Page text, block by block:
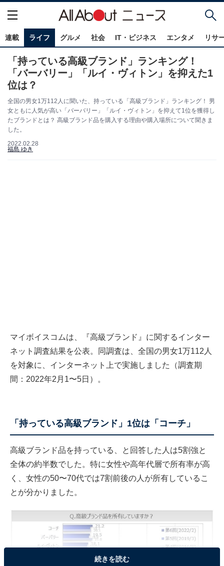
連載 ライフ グルメ 社会 IT・ビジネス エンタメ リサ
「持っている高級ブランド」ランキング！
「バーバリー」「ルイ・ヴィトン」を抑えた1
位は？
全国の男女1万112人に聞いた、持っている「高級ブランド」ランキング！ 男
女ともに人気が高い「バーバリー」「ルイ・ヴィトン」を抑えて1位を獲得し
たブランドとは？ 高級ブランド品を購入する理由や購入場所について聞きま
した。
2022.02.28
福島 ゆき
マイボイスコムは、『高級ブランド』に関するインター
ネット調査結果を公表。同調査は、全国の男女1万112人
を対象に、インターネット上で実施しました（調査期
間：2022年2月1〜5日）。
「持っている高級ブランド」1位は「コーチ」
高級ブランド品を持っている、と回答した人は5割強と
全体の約半数でした。特に女性や高年代層で所有率が高
く、女性の50〜70代では7割前後の人が所有しているこ
とが分かりました。
「持っている高級ブランド」ランキング
続きを読む